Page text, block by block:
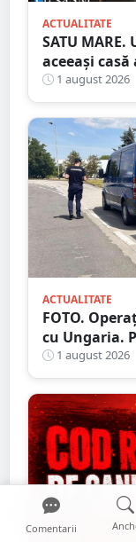
ACTUALITATE
SATU
aceeași
șase zile
1 august 2026
ACTUALITATE
FOTO.
cu Ungaria.
verificat sute
1 august 2026
Comentarii